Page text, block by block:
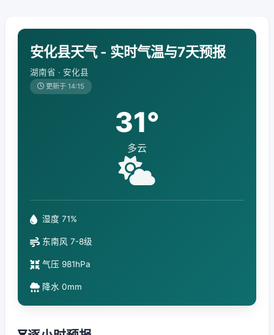
安化县天气 - 实时气温与7天预报
湖南省 · 安化县
更新于 14:15
31°
多云
湿度 71%
东南风 7-8级
气压 981hPa
降水 0mm